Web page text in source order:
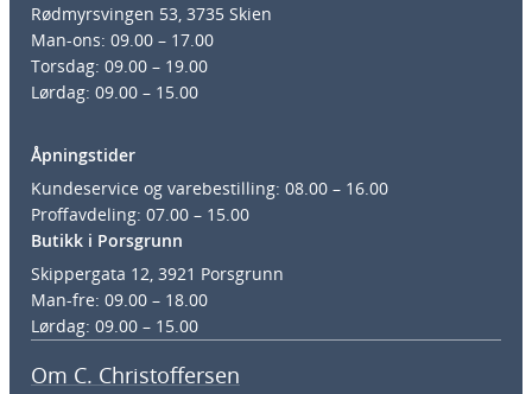
Rødmyrsvingen 53, 3735 Skien
Man-ons: 09.00 – 17.00
Torsdag: 09.00 – 19.00
Lørdag: 09.00 – 15.00
Åpningstider
Kundeservice og varebestilling: 08.00 – 16.00
Proffavdeling: 07.00 – 15.00
Butikk i Porsgrunn
Skippergata 12, 3921 Porsgrunn
Man-fre: 09.00 – 18.00
Lørdag: 09.00 – 15.00
Om C. Christoffersen